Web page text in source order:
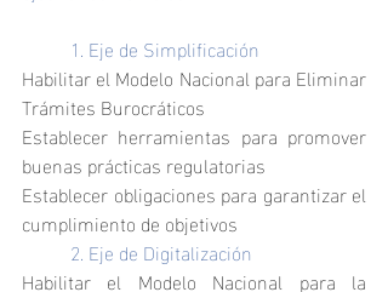
	1. Eje de Simplificación
Habilitar el Modelo Nacional para Eliminar
Trámites Burocráticos
Establecer herramientas para promover
buenas prácticas regulatorias
Establecer obligaciones para garantizar el
cumplimiento de objetivos
	2. Eje de Digitalización
Habilitar el Modelo Nacional para la